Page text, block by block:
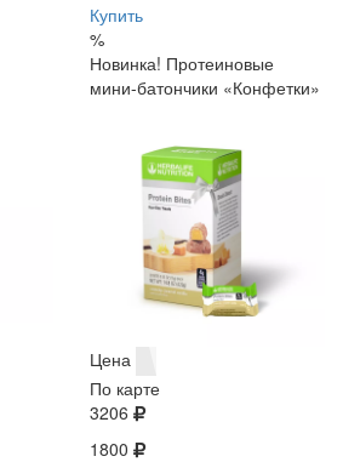
Купить
%
Новинка! Протеиновые
мини-батончики «Конфетки»
Цена
По карте
3206
1800